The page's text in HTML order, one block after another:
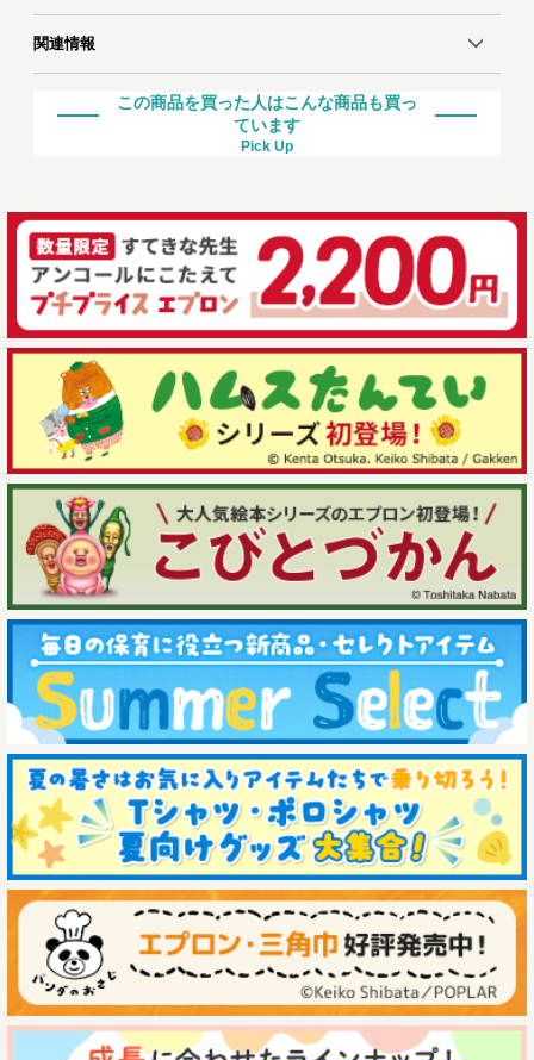
関連情報
この商品を買った人はこんな商品も買っ
ています
Pick Up